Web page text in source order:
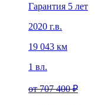
Гарантия 5 лет
2020 г.в.
19 043 км
1 вл.
от707 400 ₽